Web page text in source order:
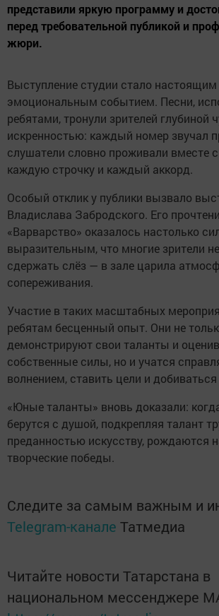
представили яркую программу и
перед требовательной публикой и
жюри.
Выступление студии стало настоящим
эмоциональным событием. Песни,
ребятами, тронули зрителей глубиной
искренностью: каждый номер звучал
слушатели словно проживали вместе
каждую строчку и каждый аккорд.
Особый отклик у публики вызвало
Владислава Забродского. Его
«Варварство» оказалось настолько
выразительным, что многие зрители
сдержать слёз — в зале царила
сопереживания.
Участие в таких масштабных
ребятам бесценный опыт. Они не
демонстрируют свои таланты и
собственные силы, но и учатся
волнением, ставить цели и добиваться
«Юные таланты» вновь доказали:
берутся с душой, подкрепляя талант
преданностью искусству, рождаются
творческие победы.
Следите за самым важным и
Telegram-канале Татмедиа
Читайте новости Татарстана в
национальном мессенджере